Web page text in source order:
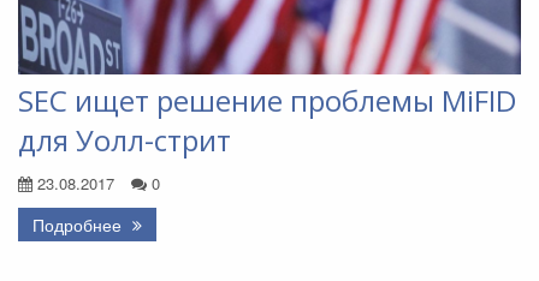
SEC ищет решение проблемы MiFID
для Уолл-стрит
23.08.2017 0
Подробнее